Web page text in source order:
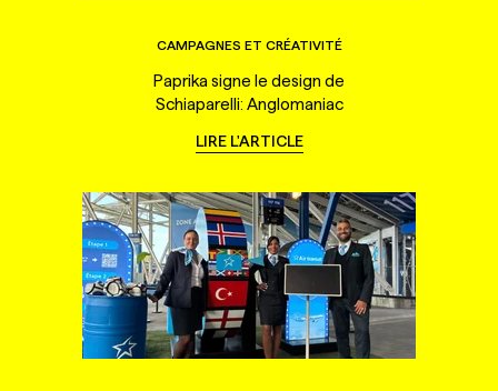
CAMPAGNES ET CRÉATIVITÉ
Paprika signe le design de
Schiaparelli: Anglomaniac
LIRE L'ARTICLE